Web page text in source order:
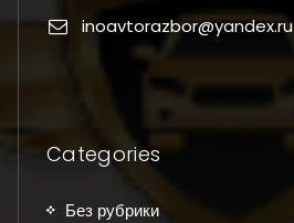
inoavtorazbor@yandex.ru
Categories
Без рубрики